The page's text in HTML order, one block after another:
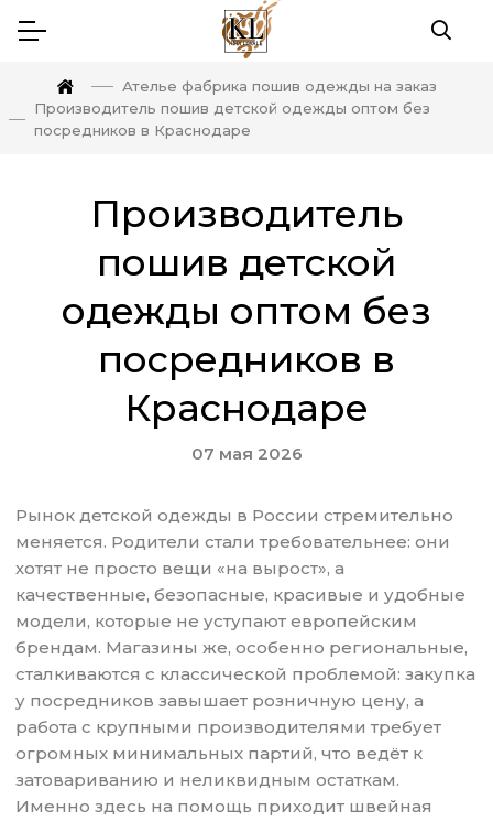
Ателье фабрика пошив одежды на заказ
Производитель пошив детской одежды оптом без
посредников в Краснодаре
Производитель
пошив детской
одежды оптом без
посредников в
Краснодаре
07 мая 2026
Рынок детской одежды в России стремительно
меняется. Родители стали требовательнее: они
хотят не просто вещи «на вырост», а
качественные, безопасные, красивые и удобные
модели, которые не уступают европейским
брендам. Магазины же, особенно региональные,
сталкиваются с классической проблемой: закупка
у посредников завышает розничную цену, а
работа с крупными производителями требует
огромных минимальных партий, что ведёт к
затовариванию и неликвидным остаткам.
Именно здесь на помощь приходит швейная